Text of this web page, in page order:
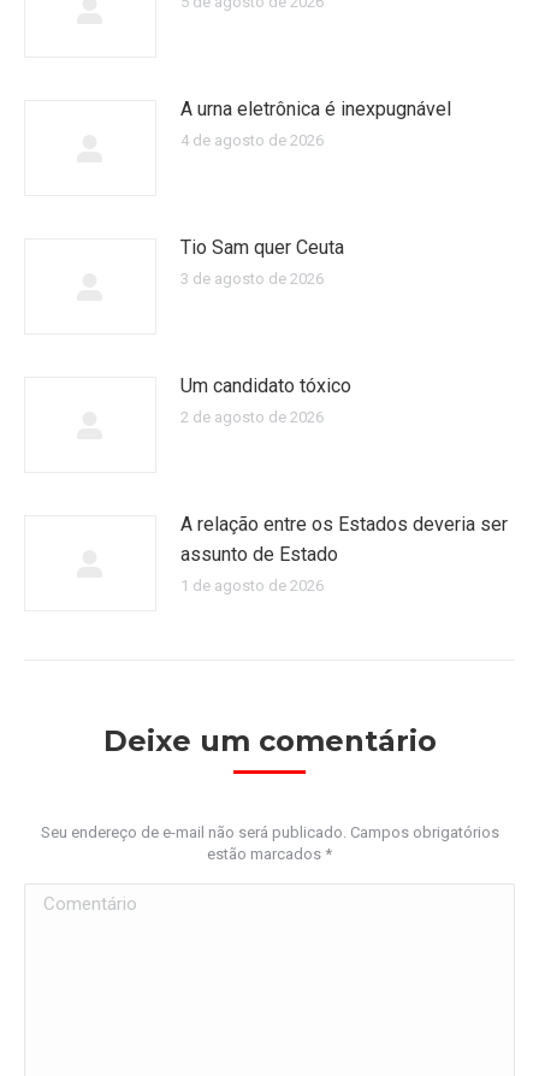
A urna eletrônica é inexpugnável
4 de agosto de 2026
Tio Sam quer Ceuta
3 de agosto de 2026
Um candidato tóxico
2 de agosto de 2026
A relação entre os Estados deveria ser
assunto de Estado
1 de agosto de 2026
Deixe um comentário
Seu endereço de e-mail não será publicado. Campos obrigatórios
estão marcados *
Comentário